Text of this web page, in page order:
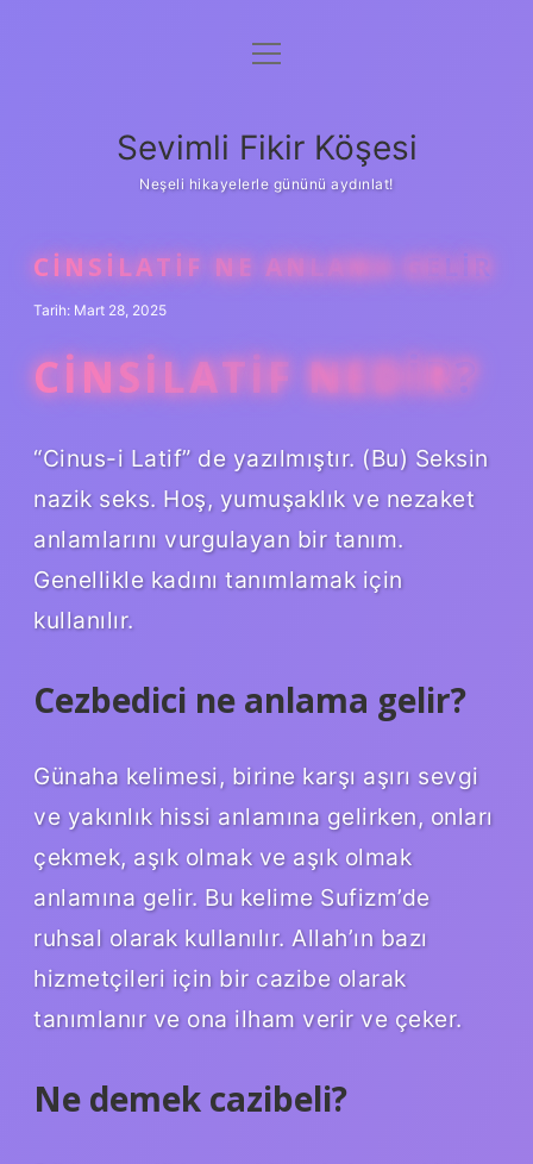
Anasayfa
Yasal Uyarı
menüyü
Sevimli Fikir Köşesi
Neşeli hikayelerle gününü aydınlat!
CINSILATIF NE ANLAMA GELIR
Tarih: Mart 28, 2025
CINSILATIF NEDIR?
“Cinus-i Latif” de yazılmıştır. (Bu) Seksin
nazik seks. Hoş, yumuşaklık ve nezaket
anlamlarını vurgulayan bir tanım.
Genellikle kadını tanımlamak için
kullanılır.
Cezbedici ne anlama gelir?
Günaha kelimesi, birine karşı aşırı sevgi
ve yakınlık hissi anlamına gelirken, onları
çekmek, aşık olmak ve aşık olmak
anlamına gelir. Bu kelime Sufizm’de
ruhsal olarak kullanılır. Allah’ın bazı
hizmetçileri için bir cazibe olarak
tanımlanır ve ona ilham verir ve çeker.
Ne demek cazibeli?